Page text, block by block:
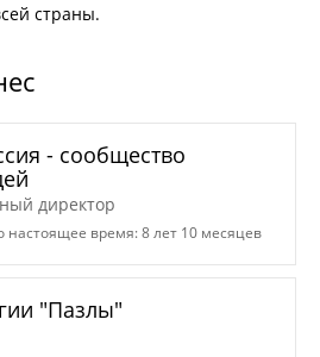
страны.
- сообщество
директор
настоящее время: 8 лет 10 месяцев
"Пазлы"